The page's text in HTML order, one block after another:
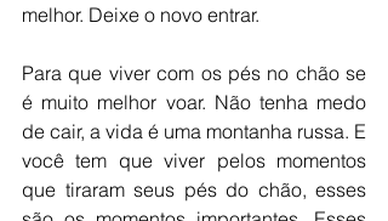
melhor. Deixe o novo entrar.
Para que viver com os pés no chão se
é muito melhor voar. Não tenha medo
de cair, a vida é uma montanha russa. E
você tem que viver pelos momentos
que tiraram seus pés do chão, esses